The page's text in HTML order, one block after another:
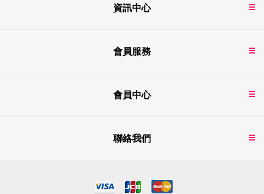
資訊中心
會員服務
會員中心
聯絡我們